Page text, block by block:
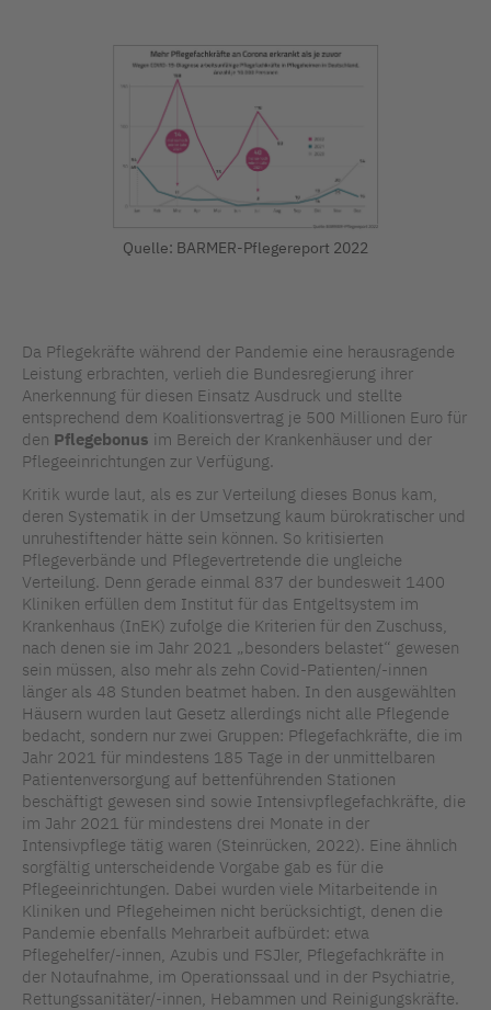
Quelle: BARMER-Pflegereport 2022
Da Pflegekräfte während der Pandemie eine herausragende
Leistung erbrachten, verlieh die Bundesregierung ihrer
Anerkennung für diesen Einsatz Ausdruck und stellte
entsprechend dem Koalitionsvertrag je 500 Millionen Euro für
den Pflegebonus im Bereich der Krankenhäuser und der
Pflegeeinrichtungen zur Verfügung.
Kritik wurde laut, als es zur Verteilung dieses Bonus kam,
deren Systematik in der Umsetzung kaum bürokratischer und
unruhestiftender hätte sein können. So kritisierten
Pflegeverbände und Pflegevertretende die ungleiche
Verteilung. Denn gerade einmal 837 der bundesweit 1400
Kliniken erfüllen dem Institut für das Entgeltsystem im
Krankenhaus (InEK) zufolge die Kriterien für den Zuschuss,
nach denen sie im Jahr 2021 „besonders belastet“ gewesen
sein müssen, also mehr als zehn Covid-Patienten/-innen
länger als 48 Stunden beatmet haben. In den ausgewählten
Häusern wurden laut Gesetz allerdings nicht alle Pflegende
bedacht, sondern nur zwei Gruppen: Pflegefachkräfte, die im
Jahr 2021 für mindestens 185 Tage in der unmittelbaren
Patientenversorgung auf bettenführenden Stationen
beschäftigt gewesen sind sowie Intensivpflegefachkräfte, die
im Jahr 2021 für mindestens drei Monate in der
Intensivpflege tätig waren (Steinrücken, 2022). Eine ähnlich
sorgfältig unterscheidende Vorgabe gab es für die
Pflegeeinrichtungen. Dabei wurden viele Mitarbeitende in
Kliniken und Pflegeheimen nicht berücksichtigt, denen die
Pandemie ebenfalls Mehrarbeit aufbürdet: etwa
Pflegehelfer/-innen, Azubis und FSJler, Pflegefachkräfte in
der Notaufnahme, im Operationssaal und in der Psychiatrie,
Rettungssanitäter/-innen, Hebammen und Reinigungskräfte.